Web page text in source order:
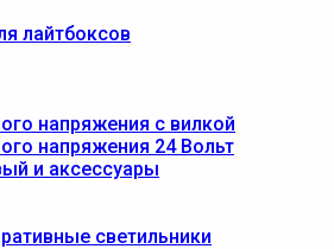
лайтбоксов
напряжения с вилкой
напряжения 24 Вольт
и аксессуары
светильники